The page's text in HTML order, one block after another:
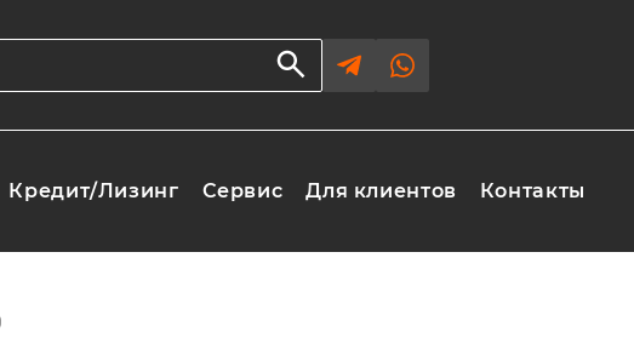
Кредит/Лизинг Сервис Для клиентов
Контакты